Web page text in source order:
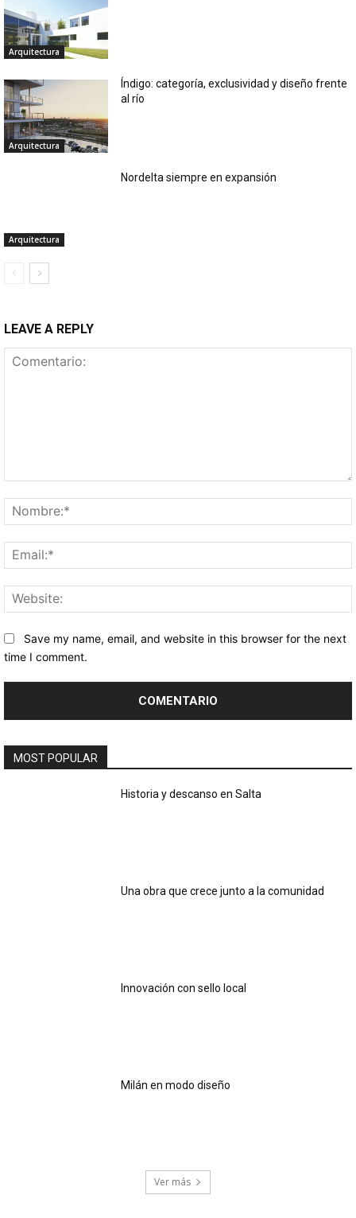
Arquitectura
Arquitectura
Índigo: categoría, exclusividad y diseño frente
al río
Arquitectura
Nordelta siempre en expansión
LEAVE A REPLY
Save my name, email, and website in this browser for the next
time I comment.
MOST POPULAR
Historia y descanso en Salta
Una obra que crece junto a la comunidad
Innovación con sello local
Milán en modo diseño
Ver más